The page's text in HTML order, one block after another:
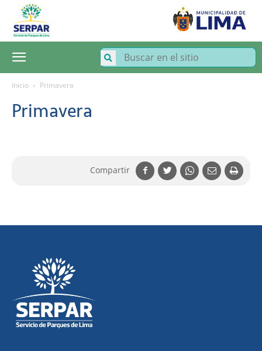
SERPAR
Servicio
de
Parques
Inicio Primavera
Primavera
Compartir